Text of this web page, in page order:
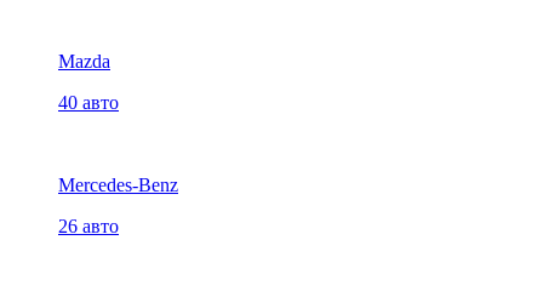
Mazda
40 авто
Mercedes-Benz
26 авто